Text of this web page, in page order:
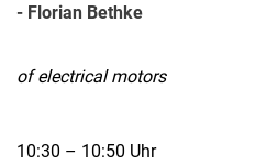
- Florian Bethke
of electrical motors
10:30 – 10:50 Uhr